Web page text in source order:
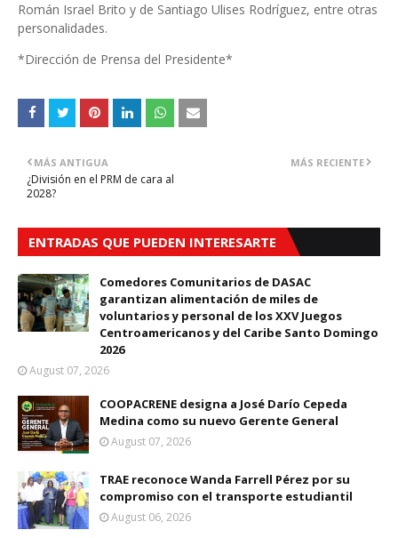
Román Israel Brito y de Santiago Ulises Rodríguez, entre otras
personalidades.
*Dirección de Prensa del Presidente*
MÁS RECIENTE
MÁS ANTIGUA
¿División en el PRM de cara al
2028?
ENTRADAS QUE PUEDEN INTERESARTE
Comedores Comunitarios de DASAC
garantizan alimentación de miles de
voluntarios y personal de los XXV Juegos
Centroamericanos y del Caribe Santo Domingo
2026
August 07, 2026
COOPACRENE designa a José Darío Cepeda
Medina como su nuevo Gerente General
August 07, 2026
TRAE reconoce Wanda Farrell Pérez por su
compromiso con el transporte estudiantil
August 06, 2026